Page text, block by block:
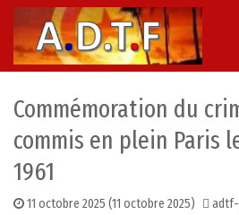
Skip to content
Main Navigation
Commémoration du
commis en plein Paris
1961
11 octobre 2025 (11 octobre 2025)